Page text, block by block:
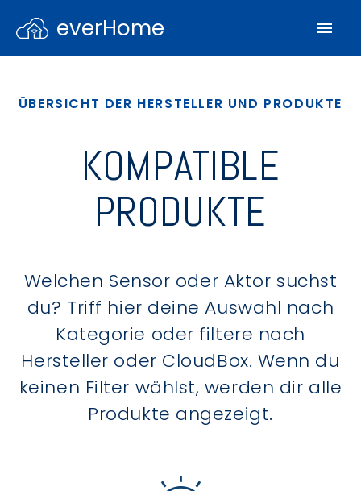
everHome
ÜBERSICHT DER HERSTELLER UND PRODUKTE
KOMPATIBLE
PRODUKTE
Welchen Sensor oder Aktor suchst
du? Triff hier deine Auswahl nach
Kategorie oder filtere nach
Hersteller oder CloudBox. Wenn du
keinen Filter wählst, werden dir alle
Produkte angezeigt.